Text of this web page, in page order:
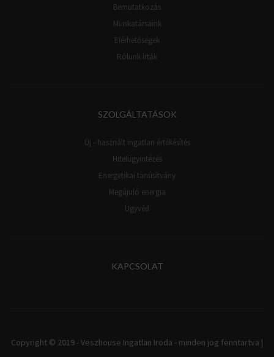
Bemutatkozás
Munkatársaink
Elérhetőségek
Rólunk írták
SZOLGÁLTATÁSOK
Új - használt ingatlan értékésítés
Hitelügyintézés
Energetikai tanúsítvány
Megújuló energia
Ügyvéd
KAPCSOLAT
Copyright © 2019 - Veszhouse Ingatlan Iroda - minden jog fenntartva |